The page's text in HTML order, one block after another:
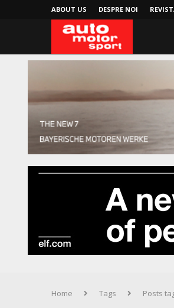
ABOUT US DESPRE NOI
Home Tags Posts